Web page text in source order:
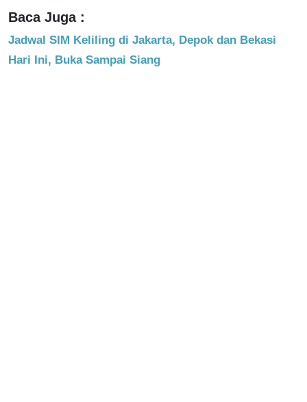
Baca Juga :
Jadwal SIM Keliling di Jakarta, Depok dan Bekasi
Hari Ini, Buka Sampai Siang